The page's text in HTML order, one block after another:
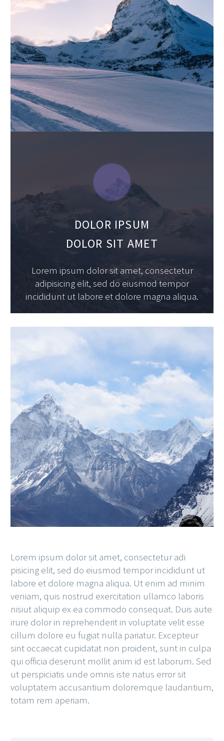
DOLOR IPSUM
DOLOR SIT AMET
Lorem ipsum dolor sit amet, consectetur
adipisicing elit, sed do eiusmod tempor
incididunt ut labore et dolore magna aliqua.
Lorem ipsum dolor sit amet, consectetur adi
pisicing elit, sed do eiusmod tempor incididunt ut
labore et dolore magna aliqua. Ut enim ad minim
veniam, quis nostrud exercitation ullamco laboris
nisiut aliquip ex ea commodo consequat. Duis aute
irure dolor in reprehenderit in voluptate velit esse
cillum dolore eu fugiat nulla pariatur. Excepteur
sint occaecat cupidatat non proident, sunt in culpa
qui officia deserunt mollit anim id est laborum. Sed
ut perspiciatis unde omnis iste natus error sit
voluptatem accusantium doloremque laudantium,
totam rem aperiam.